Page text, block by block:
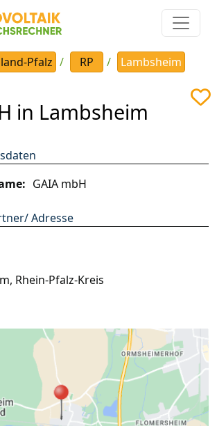
Pfalz RP Lambsheim
in Lambsheim
GAIA mbH
Adresse
, Rhein-Pfalz-Kreis